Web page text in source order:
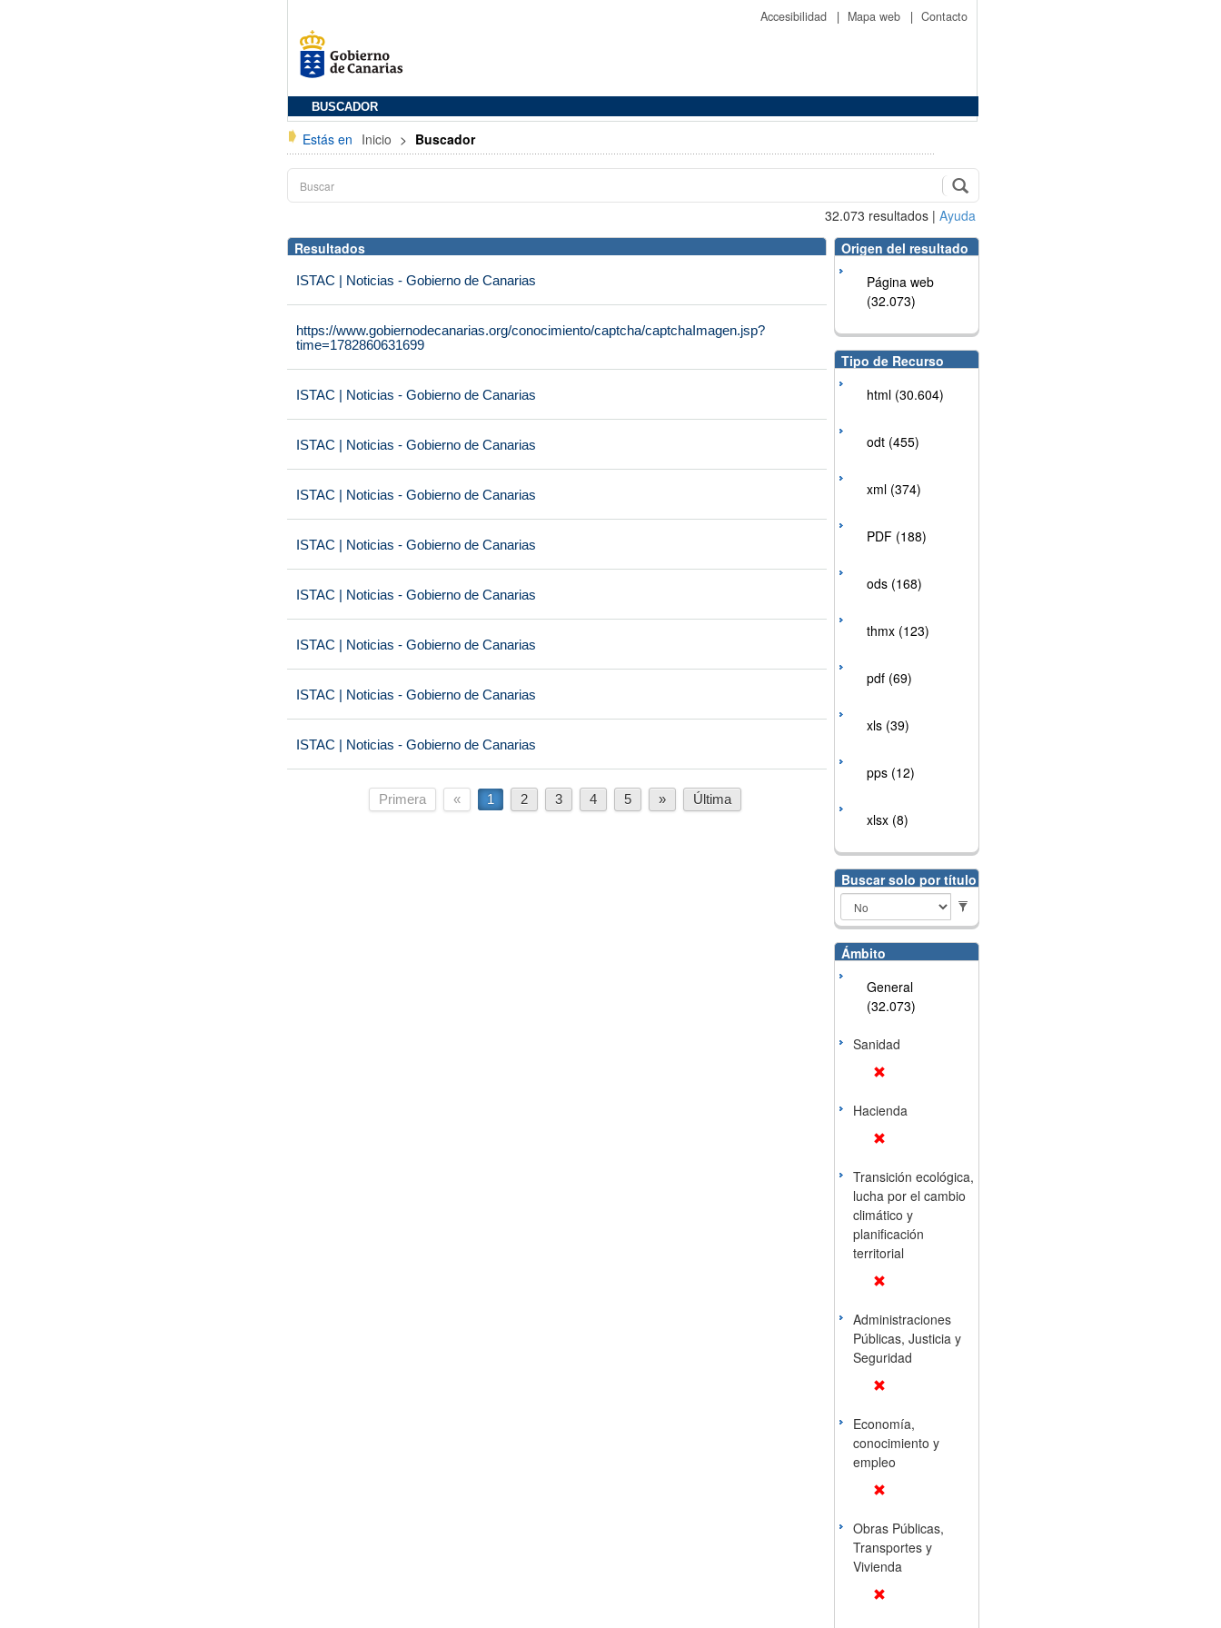
Accesibilidad | Mapa web | Contacto
BUSCADOR
Estás en Inicio > Buscador
32.073 resultados | Ayuda
Resultados
ISTAC | Noticias - Gobierno de Canarias
https://www.gobiernodecanarias.org/conocimiento/captcha/captchaImagen.jsp?
time=1782860631699
ISTAC | Noticias - Gobierno de Canarias
ISTAC | Noticias - Gobierno de Canarias
ISTAC | Noticias - Gobierno de Canarias
ISTAC | Noticias - Gobierno de Canarias
ISTAC | Noticias - Gobierno de Canarias
ISTAC | Noticias - Gobierno de Canarias
ISTAC | Noticias - Gobierno de Canarias
ISTAC | Noticias - Gobierno de Canarias
Primera « 1 2 3 4 5 » Última
Origen del resultado
Página web
(32.073)
Tipo de Recurso
html (30.604)
odt (455)
xml (374)
PDF (188)
ods (168)
thmx (123)
pdf (69)
xls (39)
pps (12)
xlsx (8)
Buscar solo por título
Ámbito
General
(32.073)
Sanidad
Hacienda
Transición ecológica,
lucha por el cambio
climático y
planificación
territorial
Administraciones
Públicas, Justicia y
Seguridad
Economía,
conocimiento y
empleo
Obras Públicas,
Transportes y
Vivienda